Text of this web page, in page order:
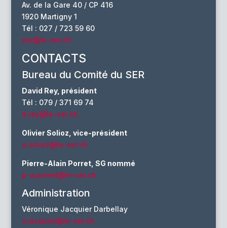
Av. de la Gare 40 / CP 416
1920 Martigny 1
Tél : 027 / 723 59 60
ser@le-ser.ch
CONTACTS
Bureau du Comité du SER
David Rey, président
Tél : 079 / 371 69 74
d.rey@le-ser.ch
Olivier Solioz, vice-président
o.solioz@le-ser.ch
Pierre-Alain Porret, SG nommé
p-a.porret@le-ser.ch
Administration
Véronique Jacquier Darbellay
v.jacquier@le-ser.ch